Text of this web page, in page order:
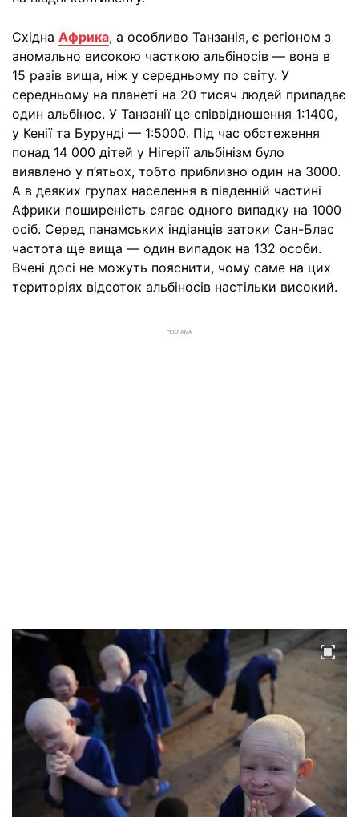
Східна Африка, а особливо Танзанія, є регіоном з
аномально високою часткою альбіносів — вона в
15 разів вища, ніж у середньому по світу. У
середньому на планеті на 20 тисяч людей припадає
один альбінос. У Танзанії це співвідношення 1:1400,
у Кенії та Бурунді — 1:5000. Під час обстеження
понад 14 000 дітей у Нігерії альбінізм було
виявлено у п’ятьох, тобто приблизно один на 3000.
А в деяких групах населення в південній частині
Африки поширеність сягає одного випадку на 1000
осіб. Серед панамських індіанців затоки Сан-Блас
частота ще вища — один випадок на 132 особи.
Вчені досі не можуть пояснити, чому саме на цих
територіях відсоток альбіносів настільки високий.
РЕКЛАМА